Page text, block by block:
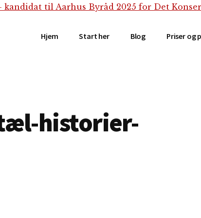
Hjem Start her Blog Priser og
historier-